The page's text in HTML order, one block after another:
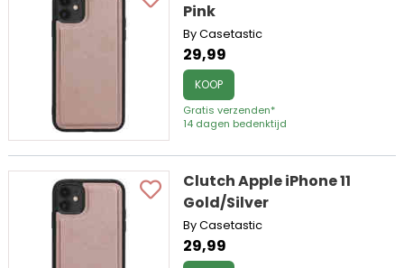
Pink
By Casetastic
29,99
KOOP
Gratis verzenden*
14 dagen bedenktijd
Clutch Apple iPhone 11
Gold/Silver
By Casetastic
29,99